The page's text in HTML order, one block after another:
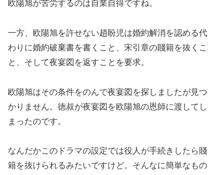
欧陽旭が苦労するのは自業自得ですね。
一方、欧陽旭を許せない趙盼児は婚約解消を認める代
わりに婚約破棄書を書くこと、宋引章の賤籍を抜くこ
と、そして夜宴図を返すことを要求。
欧陽旭はその条件をのんで夜宴図を探しましたが見つ
かりません。徳叔が夜宴図を欧陽旭の恩師に渡してし
まったのです。
なんだかこのドラマの設定では役人が手続きしたら賤
籍を抜けられるみたいですけど。そんなに簡単なもの